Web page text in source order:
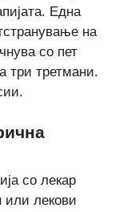
Една
на
со пет
три третмани.
со лекар
или лекови